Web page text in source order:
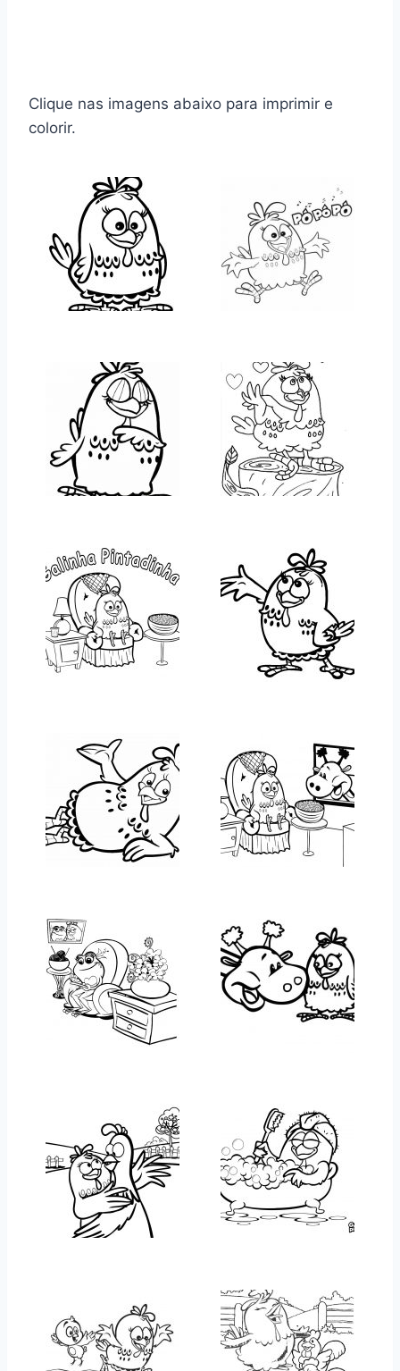
Clique nas imagens abaixo para imprimir e
colorir.